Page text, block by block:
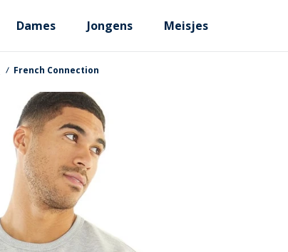
Dames Jongens Meisjes
French Connection